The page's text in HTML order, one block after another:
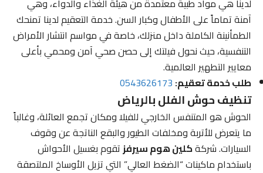
آمنة تماماً على الأطفال وكبار السن. خدمة التعقيم لدينا تمنحك
الطمأنينة الكاملة داخل منزلك، خاصة في مواسم انتشار الأمراض
التنفسية، حيث نحول فيلتك إلى حصن صحي آمن ومحمي بأعلى
معايير التطهير العالمية.
طلب خدمة تعقيم:0543626173
تنظيف حوش الفلل بالرياض
الحوش هو المتنفس الخارجي للفيلا ومكان تجمع العائلة، وغالباً
ما يتعرض للأتربة ومخلفات الطيور والبقع الناتجة عن وقوف
السيارات. شركةكلين هوم سيرفزتقوم بغسيل الأحواش
باستخدام ماكينات “الضغط العالي” التي تزيل الأوساخ الملتصقة